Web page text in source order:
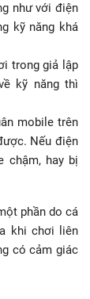
như với điện
kỹ năng khá
trong giả lập
kỹ năng thì
mobile trên
Nếu điện
chậm, hay bị
phần do cá
khi chơi liên
có cảm giác